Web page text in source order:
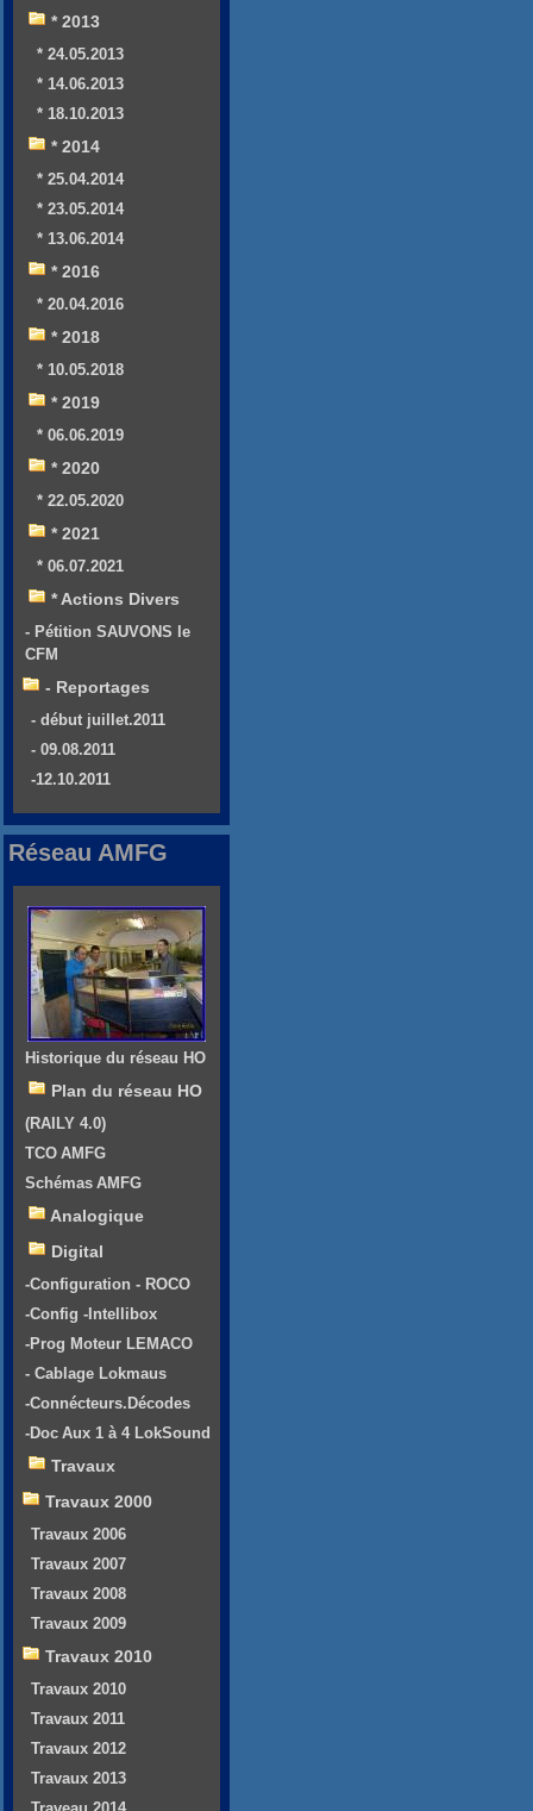
* 2013
* 24.05.2013
* 14.06.2013
* 18.10.2013
* 2014
* 25.04.2014
* 23.05.2014
* 13.06.2014
* 2016
* 20.04.2016
* 2018
* 10.05.2018
* 2019
* 06.06.2019
* 2020
* 22.05.2020
* 2021
* 06.07.2021
* Actions Divers
- Pétition SAUVONS le
CFM
- Reportages
- début juillet.2011
- 09.08.2011
-12.10.2011
Réseau AMFG
Historique du réseau HO
Plan du réseau HO
(RAILY 4.0)
TCO AMFG
Schémas AMFG
Analogique
Digital
-Configuration - ROCO
-Config -Intellibox
-Prog Moteur LEMACO
- Cablage Lokmaus
-Connécteurs.Décodes
-Doc Aux 1 à 4 LokSound
Travaux
Travaux 2000
Travaux 2006
Travaux 2007
Travaux 2008
Travaux 2009
Travaux 2010
Travaux 2010
Travaux 2011
Travaux 2012
Travaux 2013